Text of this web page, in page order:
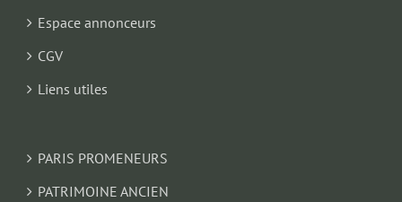
Espace annonceurs
CGV
Liens utiles
PARIS PROMENEURS
PATRIMOINE ANCIEN